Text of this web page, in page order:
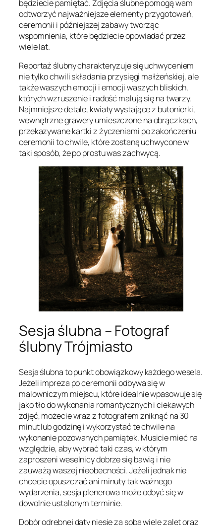
będziecie pamiętać. Zdjęcia ślubne pomogą wam
odtworzyć najważniejsze elementy przygotowań,
ceremonii i późniejszej zabawy tworząc
wspomnienia, które będziecie opowiadać przez
wiele lat.
Reportaż ślubny charakteryzuje się uchwyceniem
nie tylko chwili składania przysięgi małżeńskiej, ale
także waszych emocji i emocji waszych bliskich,
których wzruszenie i radość malują się na twarzy.
Najmniejsze detale, kwiaty wystające z butonierki,
wewnętrzne grawery umieszczone na obrączkach,
przekazywane kartki z życzeniami po zakończeniu
ceremonii to chwile, które zostaną uchwycone w
taki sposób, że po prostu was zachwycą.
Sesja ślubna – Fotograf
ślubny Trójmiasto
Sesja ślubna to punkt obowiązkowy każdego wesela.
Jeżeli impreza po ceremonii odbywa się w
malowniczym miejscu, które idealnie wpasowuje się
jako tło do wykonania romantycznych i ciekawych
zdjęć, możecie wraz z fotografem zniknąć na 30
minut lub godzinę i wykorzystać te chwile na
wykonanie pozowanych pamiątek. Musicie mieć na
względzie, aby wybrać taki czas, w którym
zaproszeni weselnicy dobrze się bawią i nie
zauważą waszej nieobecności. Jeżeli jednak nie
chcecie opuszczać ani minuty tak ważnego
wydarzenia, sesja plenerowa może odbyć się w
dowolnie ustalonym terminie.
Dobór odrębnej daty niesie za sobą wiele zalet oraz